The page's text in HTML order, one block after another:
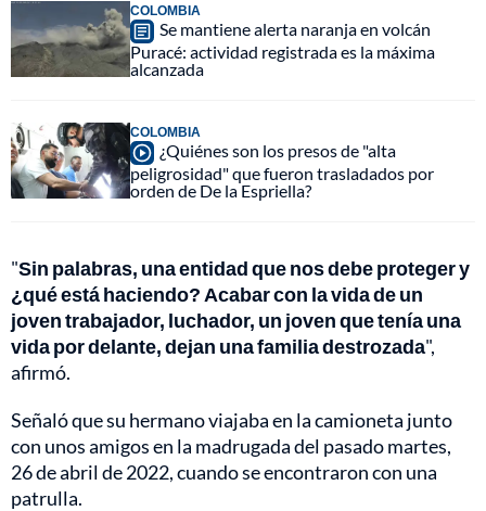
COLOMBIA
Se mantiene alerta naranja en volcán
Puracé: actividad registrada es la máxima
alcanzada
COLOMBIA
¿Quiénes son los presos de "alta
peligrosidad" que fueron trasladados por
orden de De la Espriella?
"Sin palabras, una entidad que nos debe proteger y
¿qué está haciendo? Acabar con la vida de un
joven trabajador, luchador, un joven que tenía una
vida por delante, dejan una familia destrozada",
afirmó.
Señaló que su hermano viajaba en la camioneta junto
con unos amigos en la madrugada del pasado martes,
26 de abril de 2022, cuando se encontraron con una
patrulla.